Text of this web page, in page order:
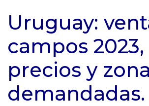
Uruguay:
campos 2023,
precios y
demandadas.